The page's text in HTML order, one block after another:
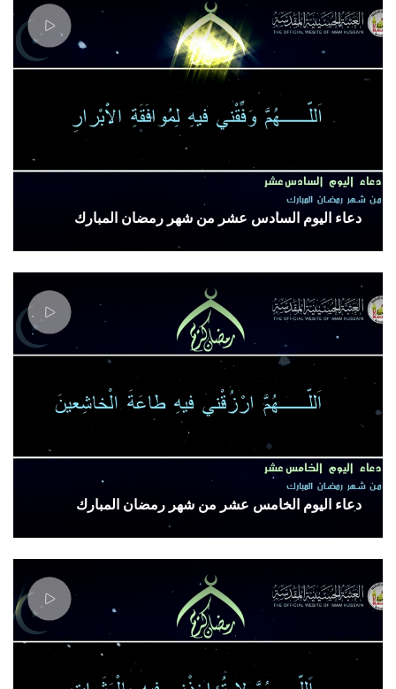
دعاء اليوم السادس عشر من شهر رمضان المبارك
دعاء اليوم الخامس عشر من شهر رمضان المبارك